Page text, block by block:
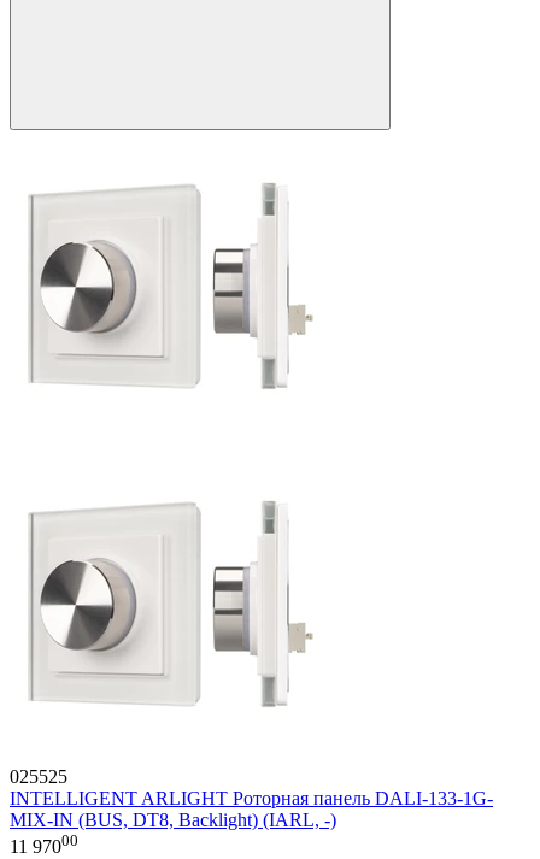
025525
INTELLIGENT ARLIGHT Роторная панель DALI-133-1G-
MIX-IN (BUS, DT8, Backlight) (IARL, -)
11 97000